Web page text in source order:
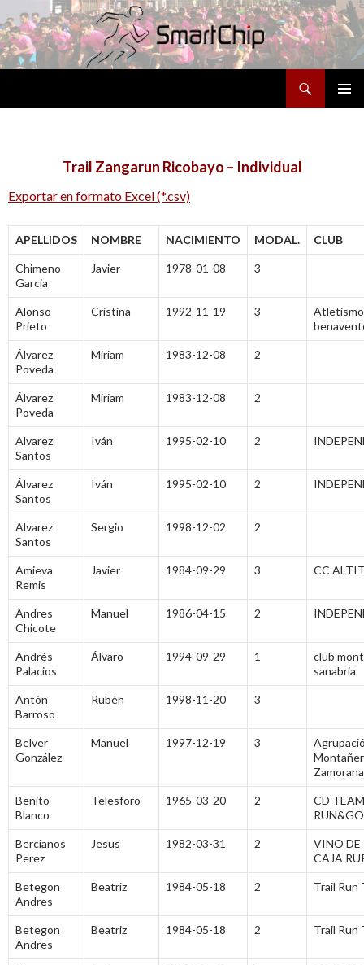
Trail Zangarun Ricobayo – Individual
Exportar en formato Excel (*.csv)
APELLIDOS NOMBRE NACIMIENTO MODAL. CLUB
Chimeno
Garcia
Javier 1978-01-08 3
Alonso
Prieto
Cristina 1992-11-19 3
Atletismo
Álvarez
Poveda
Miriam 1983-12-08 2
Álvarez
Poveda
Miriam 1983-12-08 2
Alvarez
Santos
Iván 1995-02-10 2
Álvarez
Santos
Iván 1995-02-10 2
Alvarez
Santos
Sergio 1998-12-02 2
Amieva
Remis
Javier 1984-09-29 3 CC
Andres
Chicote
Manuel 1986-04-15 2
Andrés
Palacios
Álvaro 1994-09-29 1
club
sanabria
Antón
Barroso
Rubén 1998-11-20 3
Belver
González
Manuel 1997-12-19 3
Zamorana
Benito
Blanco
Telesforo 1965-03-20 2
CD TEAM
RUN&GO
Bercianos
Perez
Jesus 1982-03-31 2
VINO DE
CAJA
Betegon
Andres
Beatriz 1984-05-18 2 Trail Run
Betegon
Andres
Beatriz 1984-05-18 2 Trail Run